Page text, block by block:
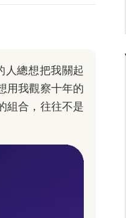
人總想把我關起
用我觀察十年的
組合，往往不是